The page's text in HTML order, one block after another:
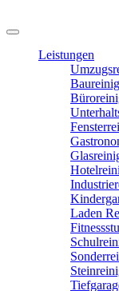
Leistungen
Laden